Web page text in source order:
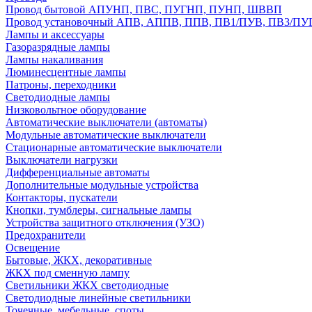
Провод бытовой АПУНП, ПВС, ПУГНП, ПУНП, ШВВП
Провод установочный АПВ, АППВ, ППВ, ПВ1/ПУВ, ПВ3/
Лампы и аксессуары
Газоразрядные лампы
Лампы накаливания
Люминесцентные лампы
Патроны, переходники
Светодиодные лампы
Низковольтное оборудование
Автоматические выключатели (автоматы)
Модульные автоматические выключатели
Стационарные автоматические выключатели
Выключатели нагрузки
Дифференциальные автоматы
Дополнительные модульные устройства
Контакторы, пускатели
Кнопки, тумблеры, сигнальные лампы
Устройства защитного отключения (УЗО)
Предохранители
Освещение
Бытовые, ЖКХ, декоративные
ЖКХ под сменную лампу
Светильники ЖКХ светодиодные
Светодиодные линейные светильники